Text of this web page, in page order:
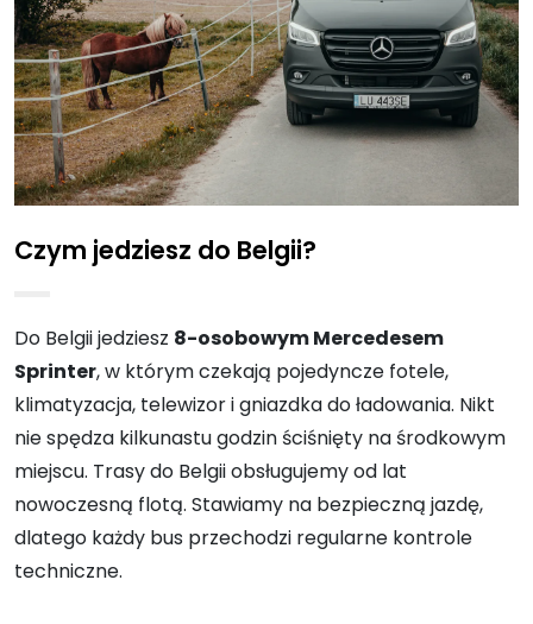
Czym jedziesz do Belgii?
Do Belgii jedziesz 8-osobowym Mercedesem
Sprinter, w którym czekają pojedyncze fotele,
klimatyzacja, telewizor i gniazdka do ładowania. Nikt
nie spędza kilkunastu godzin ściśnięty na środkowym
miejscu. Trasy do Belgii obsługujemy od lat
nowoczesną flotą. Stawiamy na bezpieczną jazdę,
dlatego każdy bus przechodzi regularne kontrole
techniczne.